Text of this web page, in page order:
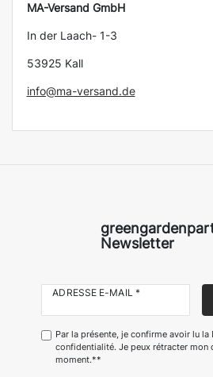
MA-Versand GmbH
In der Laach- 1-3
53925 Kall
info@ma-versand.de
Newsletter
ADRESSE E-MAIL *
Par la présente, je confirme avoir lu la
confidentialité. Je peux rétracter mon
moment.**